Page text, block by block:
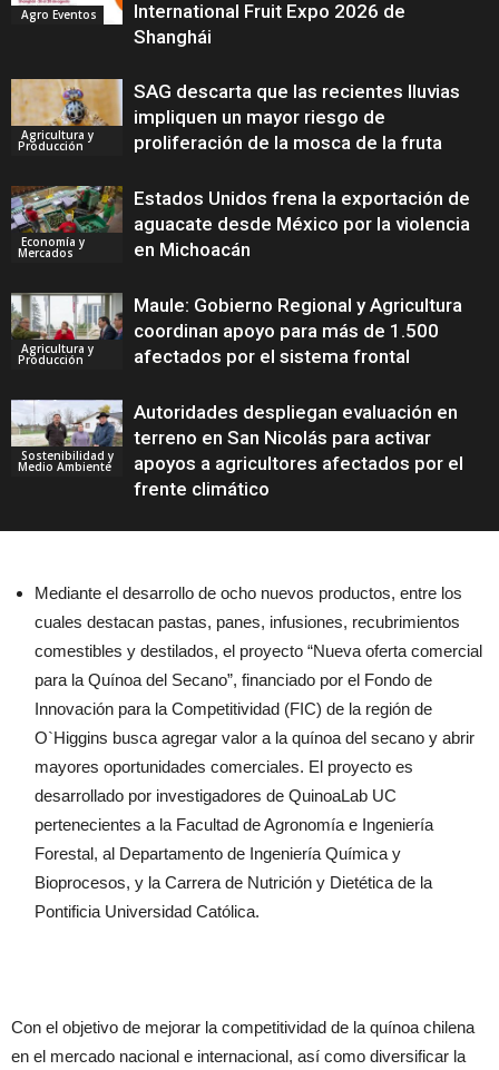
Agro Eventos
International Fruit Expo 2026 de
Shanghái
Agricultura y
Producción
SAG descarta que las recientes lluvias
impliquen un mayor riesgo de
proliferación de la mosca de la fruta
Economía y
Mercados
Estados Unidos frena la exportación de
aguacate desde México por la violencia
en Michoacán
Agricultura y
Producción
Maule: Gobierno Regional y Agricultura
coordinan apoyo para más de 1.500
afectados por el sistema frontal
Sostenibilidad y
Medio Ambiente
Autoridades despliegan evaluación en
terreno en San Nicolás para activar
apoyos a agricultores afectados por el
frente climático
Mediante el desarrollo de ocho nuevos productos, entre los
cuales destacan pastas, panes, infusiones, recubrimientos
comestibles y destilados, el proyecto “Nueva oferta comercial
para la Quínoa del Secano”, financiado por el Fondo de
Innovación para la Competitividad (FIC) de la región de
O`Higgins busca agregar valor a la quínoa del secano y abrir
mayores oportunidades comerciales. El proyecto es
desarrollado por investigadores de QuinoaLab UC
pertenecientes a la Facultad de Agronomía e Ingeniería
Forestal, al Departamento de Ingeniería Química y
Bioprocesos, y la Carrera de Nutrición y Dietética de la
Pontificia Universidad Católica.
Con el objetivo de mejorar la competitividad de la quínoa chilena
en el mercado nacional e internacional, así como diversificar la